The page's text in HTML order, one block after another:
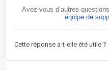
Avez-vous d’autres
équipe de
Cette réponse a-t-elle été utile ?